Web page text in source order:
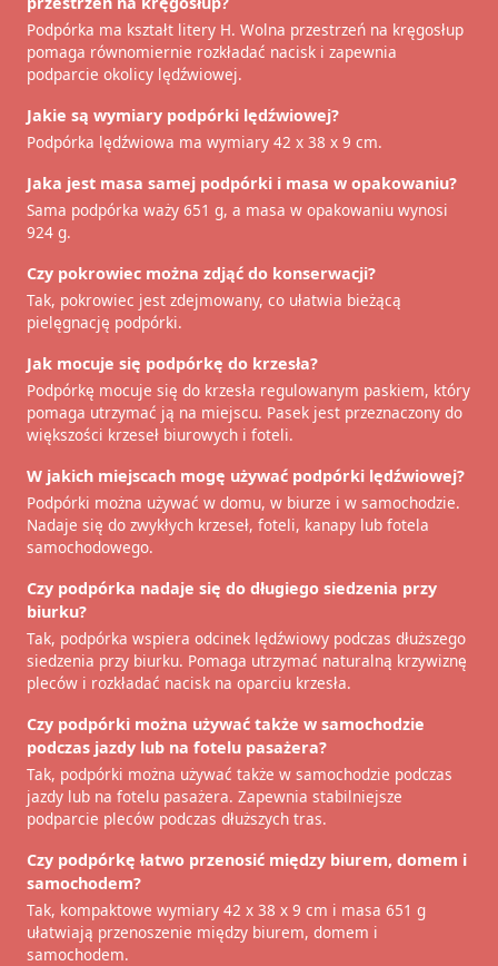
Podpórka ma kształt litery H. Wolna przestrzeń na kręgosłup
pomaga równomiernie rozkładać nacisk i zapewnia
podparcie okolicy lędźwiowej.
Jakie są wymiary podpórki lędźwiowej?
Podpórka lędźwiowa ma wymiary 42 x 38 x 9 cm.
Jaka jest masa samej podpórki i masa w opakowaniu?
Sama podpórka waży 651 g, a masa w opakowaniu wynosi
924 g.
Czy pokrowiec można zdjąć do konserwacji?
Tak, pokrowiec jest zdejmowany, co ułatwia bieżącą
pielęgnację podpórki.
Jak mocuje się podpórkę do krzesła?
Podpórkę mocuje się do krzesła regulowanym paskiem, który
pomaga utrzymać ją na miejscu. Pasek jest przeznaczony do
większości krzeseł biurowych i foteli.
W jakich miejscach mogę używać podpórki lędźwiowej?
Podpórki można używać w domu, w biurze i w samochodzie.
Nadaje się do zwykłych krzeseł, foteli, kanapy lub fotela
samochodowego.
Czy podpórka nadaje się do długiego siedzenia przy
biurku?
Tak, podpórka wspiera odcinek lędźwiowy podczas dłuższego
siedzenia przy biurku. Pomaga utrzymać naturalną krzywiznę
pleców i rozkładać nacisk na oparciu krzesła.
Czy podpórki można używać także w samochodzie
podczas jazdy lub na fotelu pasażera?
Tak, podpórki można używać także w samochodzie podczas
jazdy lub na fotelu pasażera. Zapewnia stabilniejsze
podparcie pleców podczas dłuższych tras.
Czy podpórkę łatwo przenosić między biurem, domem i
samochodem?
Tak, kompaktowe wymiary 42 x 38 x 9 cm i masa 651 g
ułatwiają przenoszenie między biurem, domem i
samochodem.